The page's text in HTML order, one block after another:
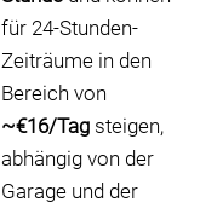
für 24-Stunden-
Zeiträume in den
Bereich von
~€16/Tag steigen,
abhängig von der
Garage und der